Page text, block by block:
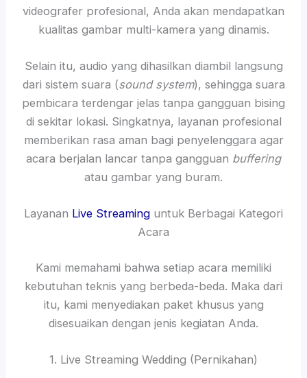
videografer profesional, Anda akan mendapatkan
kualitas gambar multi-kamera yang dinamis.
Selain itu, audio yang dihasilkan diambil langsung
dari sistem suara (sound system), sehingga suara
pembicara terdengar jelas tanpa gangguan bising
di sekitar lokasi. Singkatnya, layanan profesional
memberikan rasa aman bagi penyelenggara agar
acara berjalan lancar tanpa gangguan buffering
atau gambar yang buram.
Layanan Live Streaming untuk Berbagai Kategori
Acara
Kami memahami bahwa setiap acara memiliki
kebutuhan teknis yang berbeda-beda. Maka dari
itu, kami menyediakan paket khusus yang
disesuaikan dengan jenis kegiatan Anda.
1. Live Streaming Wedding (Pernikahan)